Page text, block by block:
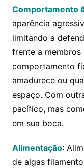
Comportamento
aparência
limitando a
frente a membros
comportamento
amadurece ou
espaço. Com
pacífico, mas
em sua boca.
Alimentação:
de algas